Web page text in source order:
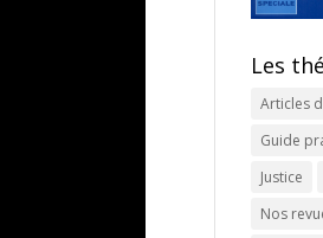
Les
Articles
Guide
Justice
Nos